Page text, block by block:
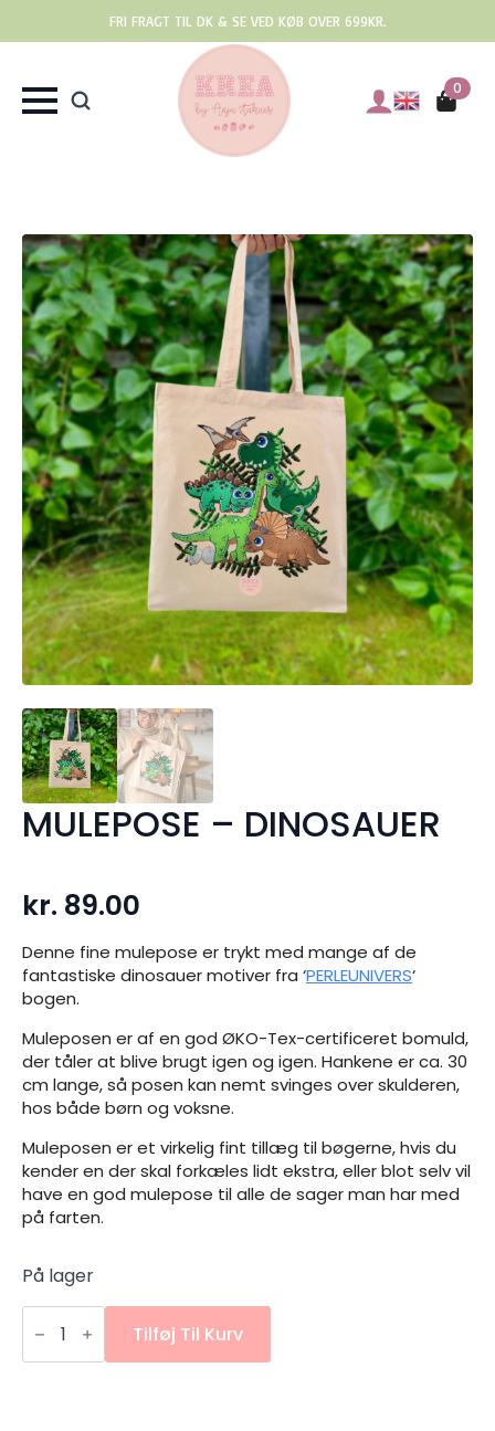
FRI FRAGT TIL DK & SE VED KØB OVER 699KR.
0
MULEPOSE – DINOSAUER
kr. 89.00
Denne fine mulepose er trykt med mange af de
fantastiske dinosauer motiver fra ‘PERLEUNIVERS‘
bogen.
Muleposen er af en god ØKO-Tex-certificeret bomuld,
der tåler at blive brugt igen og igen. Hankene er ca. 30
cm lange, så posen kan nemt svinges over skulderen,
hos både børn og voksne.
Muleposen er et virkelig fint tillæg til bøgerne, hvis du
kender en der skal forkæles lidt ekstra, eller blot selv vil
have en god mulepose til alle de sager man har med
på farten.
På lager
MULEPOSE
DINOSAUER
antal
Tilføj Til Kurv